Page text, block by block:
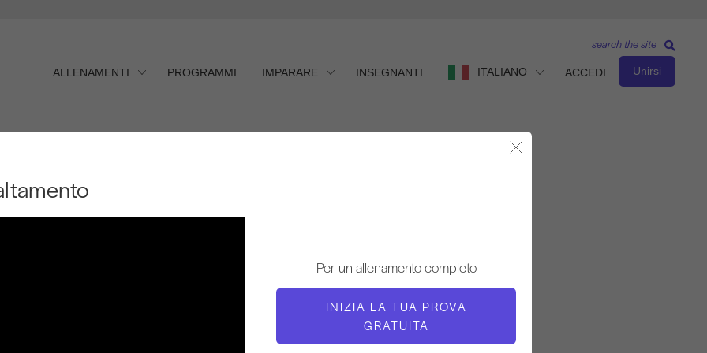
ALLENAMENTI PROGRAMMI IMPARARE INSEGNANTI ITALIANO ACCEDI Unirsi
search the site
Per un allenamento completo
INIZIA LA TUA PROVA
GRATUITA
Gina Papalia
TEMPO DI VIDEO
4:45